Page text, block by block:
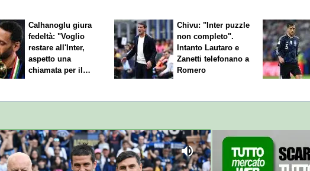
Calhanoglu giura
fedeltà: "Voglio
restare all'Inter,
aspetto una
chiamata per il
Chivu: "Inter puzzle
non completo".
Intanto Lautaro e
Zanetti telefonano a
Romero